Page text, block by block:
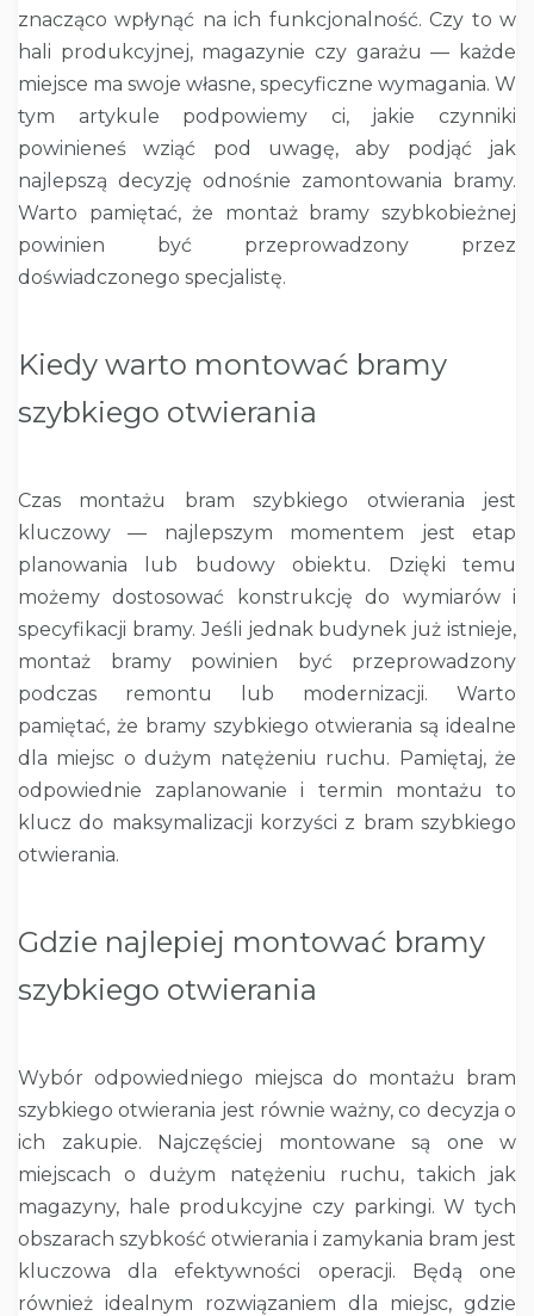
znacząco wpłynąć na ich funkcjonalność. Czy to w
hali produkcyjnej, magazynie czy garażu — każde
miejsce ma swoje własne, specyficzne wymagania. W
tym artykule podpowiemy ci, jakie czynniki
powinieneś wziąć pod uwagę, aby podjąć jak
najlepszą decyzję odnośnie zamontowania bramy.
Warto pamiętać, że montaż bramy szybkobieżnej
powinien być przeprowadzony przez
doświadczonego specjalistę.
Kiedy warto montować bramy
szybkiego otwierania
Czas montażu bram szybkiego otwierania jest
kluczowy — najlepszym momentem jest etap
planowania lub budowy obiektu. Dzięki temu
możemy dostosować konstrukcję do wymiarów i
specyfikacji bramy. Jeśli jednak budynek już istnieje,
montaż bramy powinien być przeprowadzony
podczas remontu lub modernizacji. Warto
pamiętać, że bramy szybkiego otwierania są idealne
dla miejsc o dużym natężeniu ruchu. Pamiętaj, że
odpowiednie zaplanowanie i termin montażu to
klucz do maksymalizacji korzyści z bram szybkiego
otwierania.
Gdzie najlepiej montować bramy
szybkiego otwierania
Wybór odpowiedniego miejsca do montażu bram
szybkiego otwierania jest równie ważny, co decyzja o
ich zakupie. Najczęściej montowane są one w
miejscach o dużym natężeniu ruchu, takich jak
magazyny, hale produkcyjne czy parkingi. W tych
obszarach szybkość otwierania i zamykania bram jest
kluczowa dla efektywności operacji. Będą one
również idealnym rozwiązaniem dla miejsc, gdzie